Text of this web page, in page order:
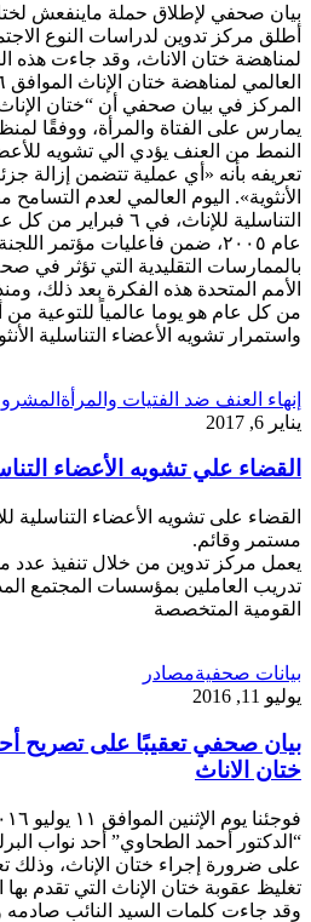
بيان صحفي لإطلاق حملة ماينفعش
أطلق مركز تدوين لدراسات النوع
لمناهضة ختان الاناث، وقد جاءت هذه
المركز في بيان صحفي أن “ختان
يمارس على الفتاة والمرأة، ووفقًا
النمط من العنف يؤدي الي تشويه
تعريفه بأنه «أي عملية تتضمن إزالة
الأنثوية». اليوم العالمي لعدم
التناسلية للإناث، في
عام ٢٠٠٥، ضمن فاعليات مؤتمر
بالممارسات التقليدية التي تؤثر في
من كل عام هو يوما عالمياً للتوعية من
واستمرار تشويه الأعضاء التناسلية
إنهاء العنف ضد الفتيات والمرأة
يناير 6, 2017
القضاء علي تشويه الأعضاء
القضاء على تشويه الأعضاء التناسلية
مستمر وقائم.
يعمل مركز تدوين من خلال تنفيذ عدد
تدريب العاملين بمؤسسات المجتمع
القومية المتخصصة
بيانات صحفيةمصادر
يوليو 11, 2016
بيان صحفي تعقيبًا على تصريح
ختان الاناث
“الدكتور أحمد الطحاوي” أحد نواب
على ضرورة إجراء ختان الإناث، وذلك
تغليظ عقوبة ختان الإناث التي تقدم
وقد جاءت كلمات السيد النائب